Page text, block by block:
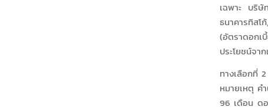
เฉพาะ บริ
ธนาคารทิส
(อัตราดอก
ประโยชน์จา
ทางเลือกที่
หมายเหตุ ค
96 เดือน ด